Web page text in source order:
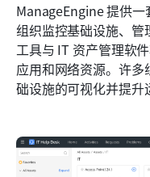
ManageEngine 提供
组织监控基础设施、
工具与 IT 资产管理软
应用和网络资源。许
础设施的可视化并提升